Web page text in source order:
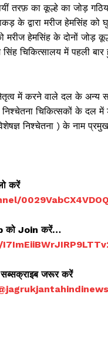
Jagruk
Vishwasniya
Akhbaar
तरफ़ का कूल्हे का जोड़
के द्वारा मरीज हेमसिंह को
मरीज हेमसिंह के दोनों
चिकित्सालय में पहली
में करने वाले दल के अन्य
चिकित्सकों के दल
निश्चेतना ) के नाम
करें
को Join करें…
जरूर करें